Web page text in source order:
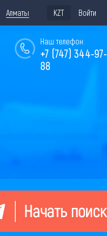
Алматы KZT Войти
Наш телефон:
+7 (747) 344-97-
88